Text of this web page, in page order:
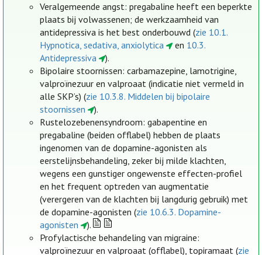
Veralgemeende angst: pregabaline heeft een beperkte
plaats bij volwassenen; de werkzaamheid van
antidepressiva is het best onderbouwd (zie 10.1.
Hypnotica, sedativa, anxiolytica
en 10.3.
Antidepressiva
).
Bipolaire stoornissen: carbamazepine, lamotrigine,
valproïnezuur en valproaat (indicatie niet vermeld in
alle SKP’s) (zie 10.3.8. Middelen bij bipolaire
stoornissen
).
Rustelozebenensyndroom: gabapentine en
pregabaline (beiden offlabel) hebben de plaats
ingenomen van de dopamine-agonisten als
eerstelijnsbehandeling, zeker bij milde klachten,
wegens een gunstiger ongewenste effecten-profiel
en het frequent optreden van augmentatie
(verergeren van de klachten bij langdurig gebruik) met
de dopamine-agonisten (zie 10.6.3. Dopamine-
agonisten
).
Profylactische behandeling van migraine:
valproïnezuur en valproaat (offlabel), topiramaat (zie